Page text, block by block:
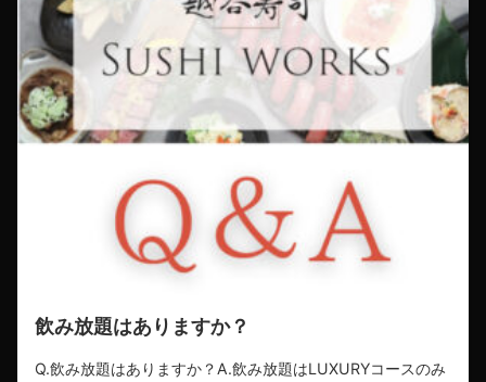
飲み放題はありますか？
Q.飲み放題はありますか？A.飲み放題はLUXURYコースのみ